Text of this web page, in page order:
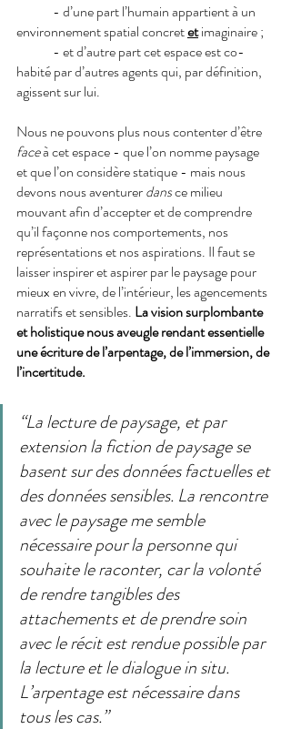
- d’une part l’humain appartient à un
environnement spatial concret et imaginaire ;
- et d’autre part cet espace est co-
habité par d’autres agents qui, par définition,
agissent sur lui.
Nous ne pouvons plus nous contenter d’être
face à cet espace - que l’on nomme paysage
et que l’on considère statique - mais nous
devons nous aventurer dans ce milieu
mouvant afin d’accepter et de comprendre
qu’il façonne nos comportements, nos
représentations et nos aspirations. Il faut se
laisser inspirer et aspirer par le paysage pour
mieux en vivre, de l’intérieur, les agencements
narratifs et sensibles. La vision surplombante
et holistique nous aveugle rendant essentielle
une écriture de l’arpentage, de l’immersion, de
l’incertitude.
“La lecture de paysage, et par
extension la fiction de paysage se
basent sur des données factuelles et
des données sensibles. La rencontre
avec le paysage me semble
nécessaire pour la personne qui
souhaite le raconter, car la volonté
de rendre tangibles des
attachements et de prendre soin
avec le récit est rendue possible par
la lecture et le dialogue in situ.
L’arpentage est nécessaire dans
tous les cas.”